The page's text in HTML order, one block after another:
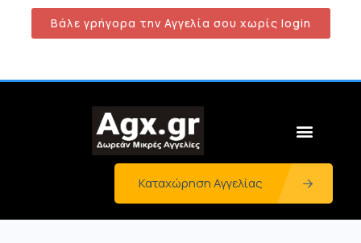
Βάλε γρήγορα την Αγγελία σου χωρίς login
Καταχώρηση Αγγελίας